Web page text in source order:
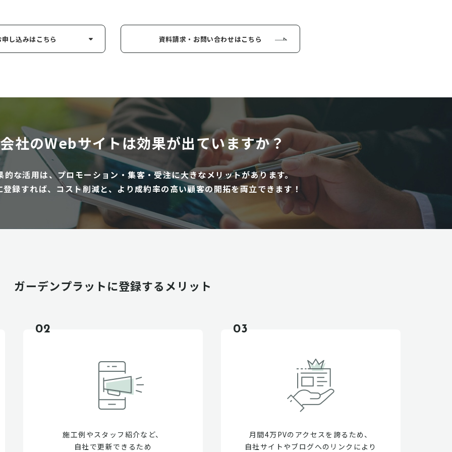
し込みはこちら 資料請求・お問い合わせはこちら
社のWebサイトは効果が出ていますか？
な活用は、プロモーション・集客・受注に大きなメリットがあります。
録すれば、コスト削減と、より成約率の高い顧客の開拓を両立できます！
ガーデンプラットに登録するメリット
02
施工例やスタッフ紹介など、
自社で更新できるため
03
月間4万PVのアクセスを誇るため、
自社サイトやブログへのリンクにより